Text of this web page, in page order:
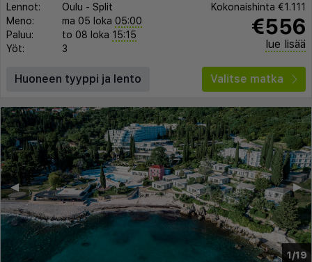
Lennot:
Oulu - Split
Meno:
ma 05 loka 05:00
Paluu:
to 08 loka 15:15
Yöt:
3
Kokonaishinta €1.111
€556
lue lisää
Huoneen tyyppi ja lento Valitse matka
1/19
▶︎
◀︎